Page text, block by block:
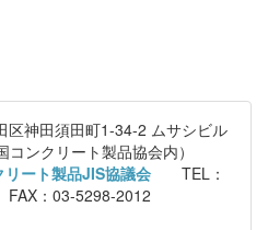
神田須田町1-34-2 ムサシビル
ンクリート製品協会内）
リート製品JIS協議会 TEL：
：03-5298-2012